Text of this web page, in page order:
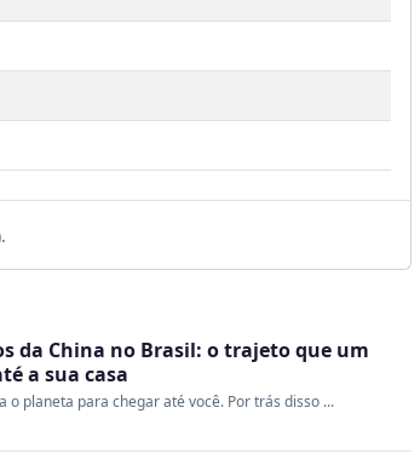
da China no Brasil: o trajeto que um
a sua casa
planeta para chegar até você. Por trás disso ...